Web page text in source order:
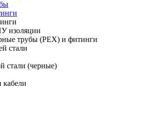
изоляции
трубы (РЕХ) и фитинги
стали
стали (черные)
кабели